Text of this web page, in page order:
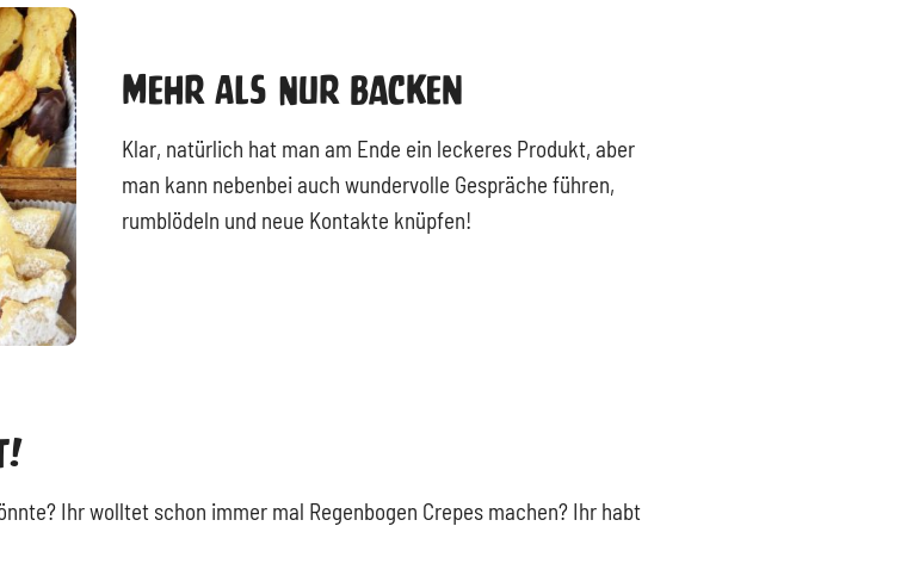
Mehr Als Nur Backen
Klar, natürlich hat man am Ende ein leckeres Produkt, aber
man kann nebenbei auch wundervolle Gespräche führen,
rumblödeln und neue Kontakte knüpfen!
Ihr wolltet schon immer mal Regenbogen Crepes machen? Ihr habt